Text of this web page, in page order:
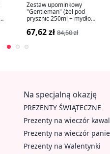
Zestaw upominkowy
"Gentleman" (żel pod
prysznic 250ml + mydło
67,62 zł 84,50 zł
Na specjalną okazję
PREZENTY ŚWIĄTECZNE
Prezenty na wieczór
Prezenty na wieczór
Prezenty na Walentynki